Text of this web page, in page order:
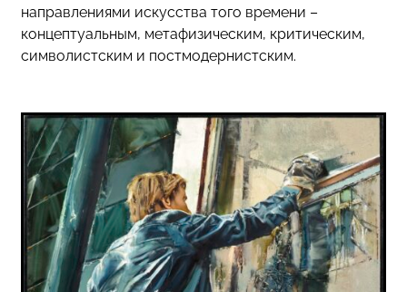
направлениями искусства того времени –
концептуальным, метафизическим, критическим,
символистским и постмодернистским.